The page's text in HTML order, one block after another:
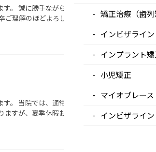
。 誠に勝手ながら、下記日程につきま
ご理解のほどよろしくお願い申し上げま
。 当院では、通常、毎月第1・第3・第5
ますが、夏季休暇およびシルバーウィー
矯正治療（歯
インビザライン
インプラント
小児矯正
マイオブレース
インビザライ